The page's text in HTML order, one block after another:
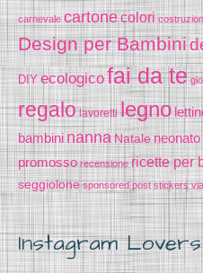
carnevale cartonecolori
Design per Bambini
DIY ecologicofai da te
regalo lavoretti legno
bambininannaNataleneonato
promosso recensione ricette per
seggiolone sponsored post stickers
Instagram Lovers